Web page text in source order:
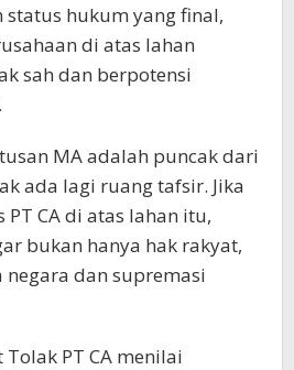
status hukum yang final,
di atas lahan
sah dan berpotensi
MA adalah puncak dari
ada lagi ruang tafsir. Jika
CA di atas lahan itu,
bukan hanya hak rakyat,
dan supremasi
PT CA menilai